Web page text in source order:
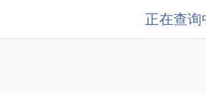
正在查询